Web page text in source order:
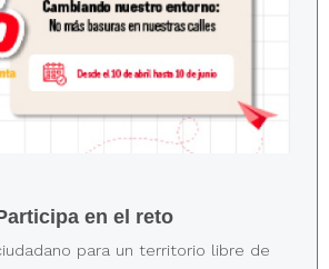
en el reto
para un territorio libre de